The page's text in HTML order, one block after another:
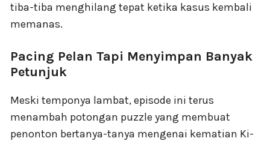
tiba-tiba menghilang tepat ketika kasus kembali
memanas.
Pacing Pelan Tapi Menyimpan Banyak
Petunjuk
Meski temponya lambat, episode ini terus
menambah potongan puzzle yang membuat
penonton bertanya-tanya mengenai kematian Ki-